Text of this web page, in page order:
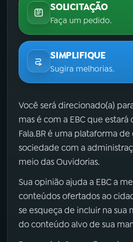
SOLICITAÇÃO
Faça um pedido.
SIMPLIFIQUE
Sugira melhorias.
Você será direcionado(a)
mas é com a EBC que
Fala.BR é uma plataforma
sociedade com a
meio das Ouvidorias.
Sua opinião ajuda a EBC a
conteúdos ofertados ao
se esqueça de incluir na sua
do conteúdo alvo de sua